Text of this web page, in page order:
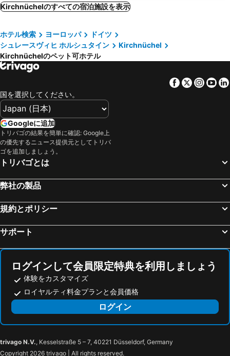
ノイシュタット, pet friendly hotels
ホーヴァハト, pet friendly hotels
プレーン, pet friendly hotels
Altenholz, pet friendly hotels
バートオルデスロー, pet friendly hotels
ブルグシュターケン, pet friendly hotels
バートゼーゲベルク, pet friendly hotels
プットガルテン, pet friendly hotels
シュトッケルスドルフ, pet friendly hotels
ニーンドルフ・バイ・シューエンベルグ, pet friendly hotels
グレメルスドルフ, pet friendly hotels
カルクホルスト, pet friendly hotels
グローセンブローデ, pet friendly hotels
オーストゼーバートラーベ, pet friendly hotels
ヴァンゲルス, pet friendly hotels
Moor-Rolofshagen, pet friendly hotels
アシェベルク, pet friendly hotels
ベーズドルフ, pet friendly hotels
Kirchnüchelのすべての宿泊施設を表示
ホテル検索 ヨーロッパ
ドイツ
シュレースヴィヒ ホルシュタイン
Kirchnüchel
Kirchnüchelのペット可ホテル
Facebook
Twitter
国を選択してください。
Googleに追加
トリバゴの結果を簡単に確認: Google上
の優先するニュース提供元としてトリバ
ゴを追加しましょう。
トリバゴとは
弊社の製品
規約とポリシー
サポート
ログインして会員限定特典を利用しましょう
体験をカスタマイズ
ロイヤルティ料金プランと会員価格
ログイン
trivago N.V., Kesselstraße 5 – 7, 40221 Düsseldorf, Germany
Copyright 2026 trivago | All rights reserved.